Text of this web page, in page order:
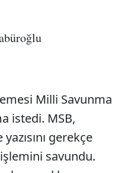
Milli Savunma
istedi. MSB,
gerekçe
savundu.